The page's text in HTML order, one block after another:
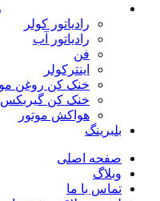
رادیاتور کولر
رادیاتور آب
فن
اینترکولر
خنک کن روغن
خنک کن گیربکس
هواکش موتور
بلبرینگ
صفحه اصلی
وبلاگ
تماس با ما